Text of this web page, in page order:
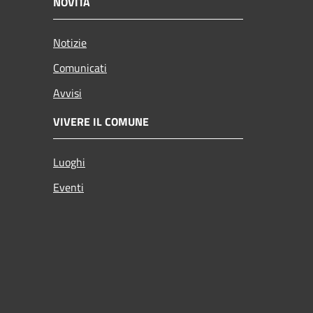
Notizie
Comunicati
Avvisi
VIVERE IL COMUNE
Luoghi
Eventi